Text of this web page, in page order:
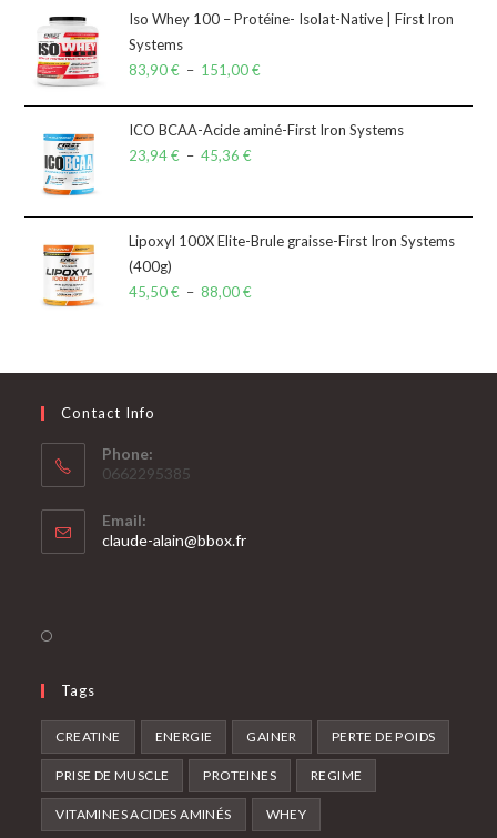
Iso Whey 100 – Protéine- Isolat-Native | First Iron
Systems
83,90€ – 151,00€
ICO BCAA-Acide aminé-First Iron Systems
23,94€ – 45,36€
Lipoxyl 100X Elite-Brule graisse-First Iron Systems
(400g)
45,50€ – 88,00€
Contact Info
Phone:
0662295385
Email:
claude-alain@bbox.fr
Tags
CREATINE ENERGIE GAINER PERTE DE POIDS
PRISE DE MUSCLE PROTEINES REGIME
VITAMINES ACIDES AMINÉS WHEY